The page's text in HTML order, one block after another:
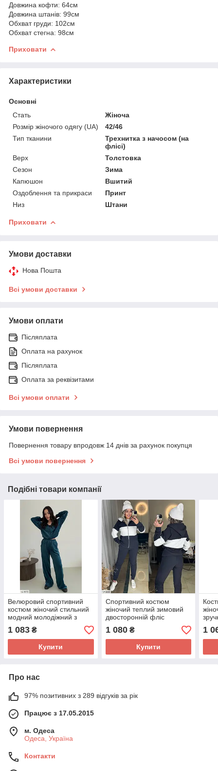
Довжина кофти: 64см
Довжина штанів: 99см
Обхват груди: 102см
Обхват стегна: 98см
Приховати
Характеристики
Основні
Стать
Жіноча
Розмір жіночого одягу (UA)
42/46
Тип тканини
Трехнитка з начосом (на
флісі)
Верх
Толстовка
Сезон
Зима
Капюшон
Вшитий
Оздоблення та прикраси
Принт
Низ
Штани
Приховати
Умови доставки
Нова Пошта
Всі умови доставки
Умови оплати
Післяплата
Оплата на рахунок
Післяплата
Оплата за реквізитами
Всі умови оплати
Умови повернення
Повернення товару впродовж 14 днів за рахунок покупця
Всі умови повернення
Подібні товари компанії
Велюровий спортивний
костюм жіночий стильний
модний молодіжний з
кофтою на блискавці та
високими штанами арт
610
1 083 ₴
Купити
Спортивний костюм
жіночий теплий зимовий
двосторонній фліс
двоколірний бомбер на
блискавці та штани
1 080₴
Купити
1
Про нас
97% позитивних з 289 відгуків за рік
Працює з 17.05.2015
м. Одеса
Одеса, Україна
Контакти